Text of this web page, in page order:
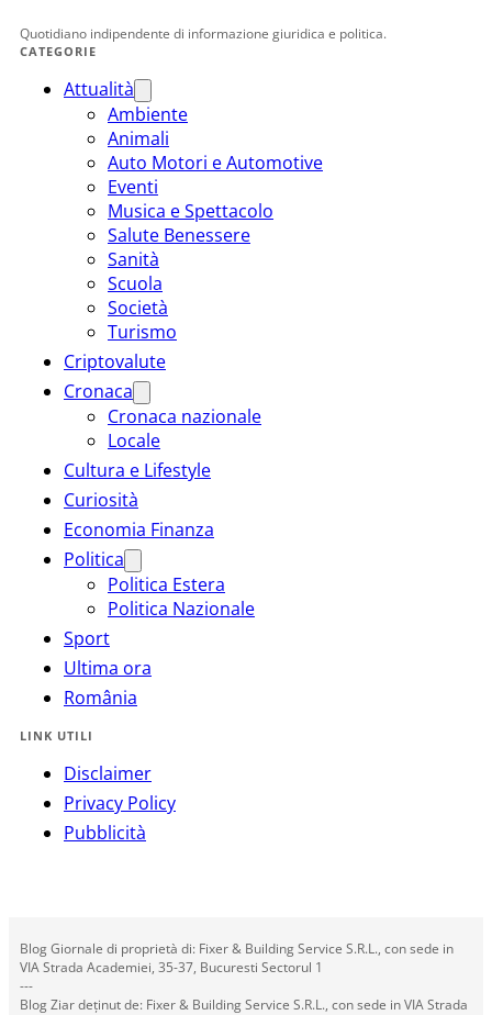
Quotidiano indipendente di informazione giuridica e politica.
CATEGORIE
Attualità
Ambiente
Animali
Auto Motori e Automotive
Eventi
Musica e Spettacolo
Salute Benessere
Sanità
Scuola
Società
Turismo
Criptovalute
Cronaca
Cronaca nazionale
Locale
Cultura e Lifestyle
Curiosità
Economia Finanza
Politica
Politica Estera
Politica Nazionale
Sport
Ultima ora
România
LINK UTILI
Disclaimer
Privacy Policy
Pubblicità
Blog Giornale di proprietà di: Fixer & Building Service S.R.L., con sede in
VIA Strada Academiei, 35-37, Bucuresti Sectorul 1
---
Blog Ziar deținut de: Fixer & Building Service S.R.L., con sede in VIA Strada